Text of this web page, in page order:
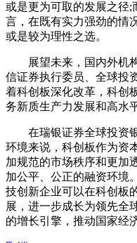
或是更为可取的发展之径
言，在既有实力强劲的情
或是较为理性之选。
展望未来，国内外机构
信证券执行委员、全球投
着科创板深化改革，科创
务新质生产力发展和高水
在瑞银证券全球投资银
环境来说，科创板作为资
加规范的市场秩序和更加
加公平、公正的融资环境
技创新企业可以在科创板
展，进一步成长为领先全
的增长引擎，推动国家经